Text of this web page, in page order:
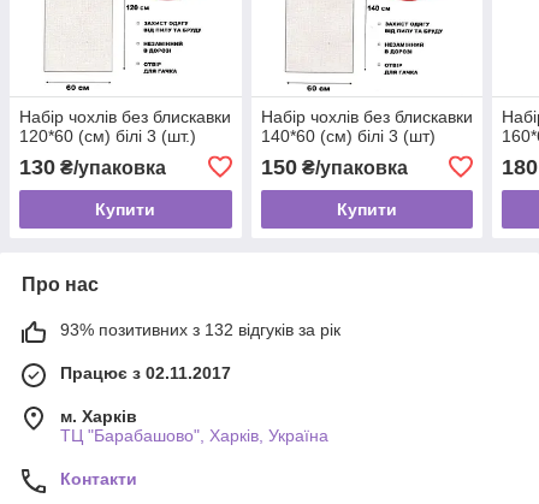
Набір чохлів без блискавки
120*60 (см) білі 3 (шт.)
130 ₴/упаковка
Купити
Набір чохлів без блискавки
140*60 (см) білі 3 (шт)
150₴/упаковка
Купити
180
Про нас
93% позитивних з 132 відгуків за рік
Працює з 02.11.2017
м. Харків
ТЦ "Барабашово", Харків, Україна
Контакти